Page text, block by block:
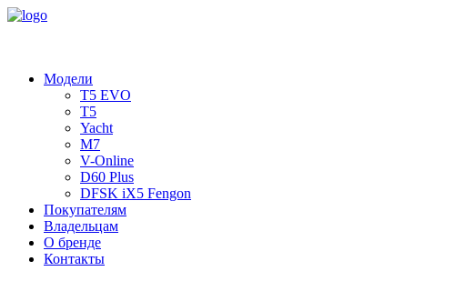
Модели
T5 EVO
T5
Yacht
M7
V-Online
D60 Plus
DFSK iХ5 Fengon
Покупателям
Владельцам
О бренде
Контакты